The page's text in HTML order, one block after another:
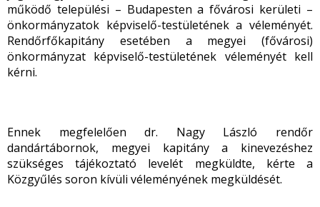
működő települési – Budapesten a fővárosi kerületi –
önkormányzatok képviselő-testületének a véleményét.
Rendőrfőkapitány esetében a megyei (fővárosi)
önkormányzat képviselő-testületének véleményét kell
kérni.
Ennek megfelelően dr. Nagy László rendőr
dandártábornok, megyei kapitány a kinevezéshez
szükséges tájékoztató levelét megküldte, kérte a
Közgyűlés soron kívüli véleményének megküldését.